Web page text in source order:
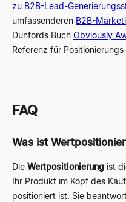
zu B2B-Lead-
umfassenderen B2B-
Dunfords Buch Obviously
Referenz für
FAQ
Was ist
Die Wertpositionierung ist
Ihr Produkt im Kopf des
positioniert ist. Sie